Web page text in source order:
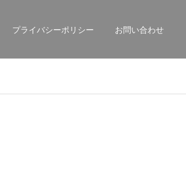
プライバシーポリシー お問い合わせ